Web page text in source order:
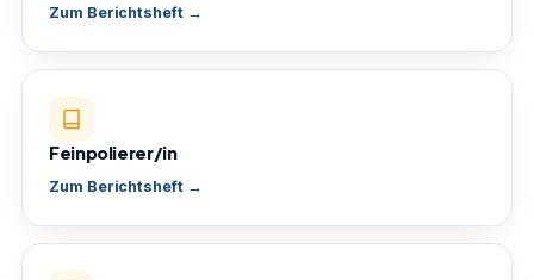
Zum Berichtsheft →
Feinpolierer/in
Zum Berichtsheft →